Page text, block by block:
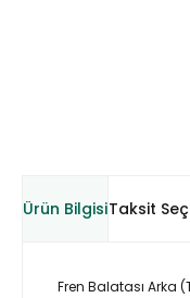
Ürün BilgisiTaksit
Fren Balatası Arka